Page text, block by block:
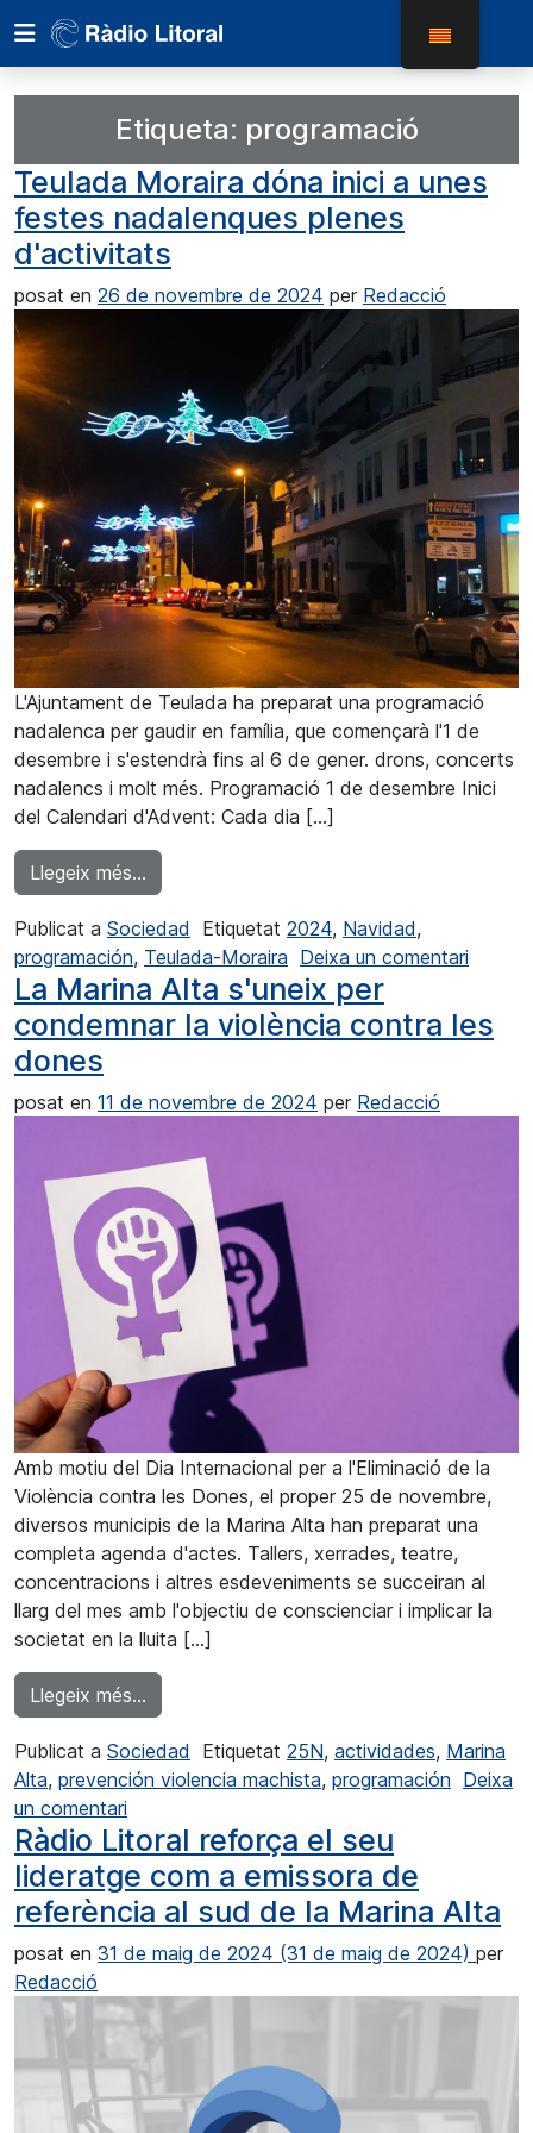
Etiqueta: programació
Teulada Moraira dóna inici a unes
festes nadalenques plenes
d'activitats
posat en 26 de novembre de 2024 per Redacció
L'Ajuntament de Teulada ha preparat una programació
nadalenca per gaudir en família, que començarà l'1 de
desembre i s'estendrà fins al 6 de gener. drons, concerts
nadalencs i molt més. Programació 1 de desembre Inici
del Calendari d'Advent: Cada dia […]
Llegeix més…
Publicat a Sociedad Etiquetat 2024, Navidad,
programación, Teulada-Moraira Deixa un comentari
La Marina Alta s'uneix per
condemnar la violència contra les
dones
posat en 11 de novembre de 2024 per Redacció
Amb motiu del Dia Internacional per a l'Eliminació de la
Violència contra les Dones, el proper 25 de novembre,
diversos municipis de la Marina Alta han preparat una
completa agenda d'actes. Tallers, xerrades, teatre,
concentracions i altres esdeveniments se succeiran al
llarg del mes amb l'objectiu de conscienciar i implicar la
societat en la lluita […]
Llegeix més…
Publicat a Sociedad Etiquetat 25N, actividades, Marina
Alta, prevención violencia machista, programación Deixa
un comentari
Ràdio Litoral reforça el seu
lideratge com a emissora de
referència al sud de la Marina Alta
posat en 31 de maig de 2024 (31 de maig de 2024) per
Redacció